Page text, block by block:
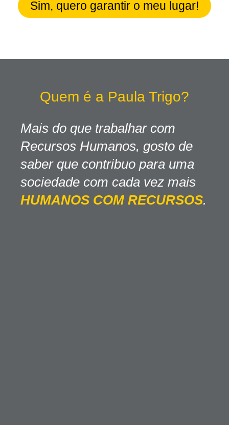
Sim, quero garantir o meu lugar!
Quem é a Paula Trigo?
Mais do que trabalhar com
Recursos Humanos, gosto de
saber que contribuo para uma
sociedade com cada vez mais
HUMANOS COM RECURSOS.